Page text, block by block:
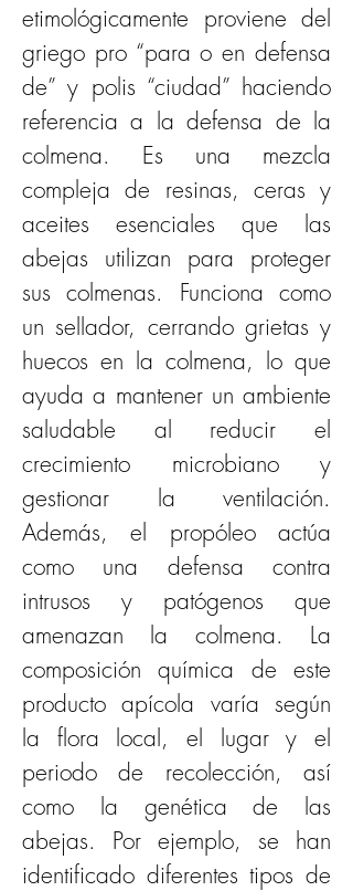
etimológicamente proviene del
griego pro “para o en defensa
de” y polis “ciudad” haciendo
referencia a la defensa de la
colmena. Es una mezcla
compleja de resinas, ceras y
aceites esenciales que las
abejas utilizan para proteger
sus colmenas. Funciona como
un sellador, cerrando grietas y
huecos en la colmena, lo que
ayuda a mantener un ambiente
saludable al reducir el
crecimiento microbiano y
gestionar la ventilación.
Además, el propóleo actúa
como una defensa contra
intrusos y patógenos que
amenazan la colmena.
La
composición química de este
producto apícola varía según
la flora local, el lugar y el
periodo de recolección, así
como la genética de las
abejas. Por ejemplo, se han
identificado diferentes tipos de